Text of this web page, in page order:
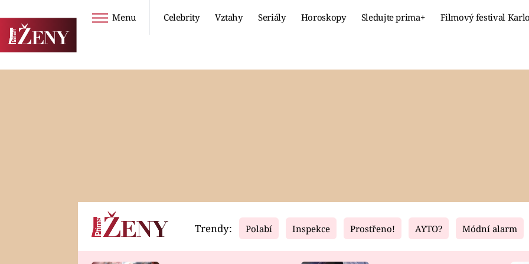
Menu Celebrity Vztahy Seriály Horoskopy Sledujte prima+ Filmový festival
Horoskopy Video Fresh Living
Trendy: Polabí Inspekce Prostřeno! AYTO? Módní alarm